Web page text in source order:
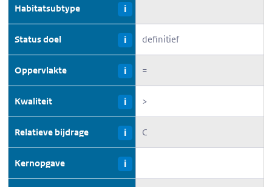
Habitatsubtype i
Status doel i definitief
Oppervlakte i =
Kwaliteit i >
Relatieve bijdrage i C
Kernopgave i